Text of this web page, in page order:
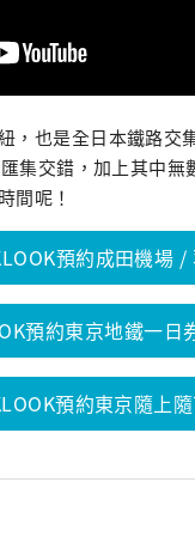
，也是全日本鐵路
集交錯，加上其中
間呢！
預約成田機場 /
預約東京地鐵一日
預約東京隨上